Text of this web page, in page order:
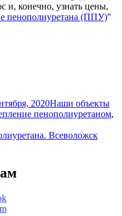
и, конечно, узнать цены,
пенополиуретана (ППУ)"
2020Наши объекты
пенополиуретаном,
Всеволожск